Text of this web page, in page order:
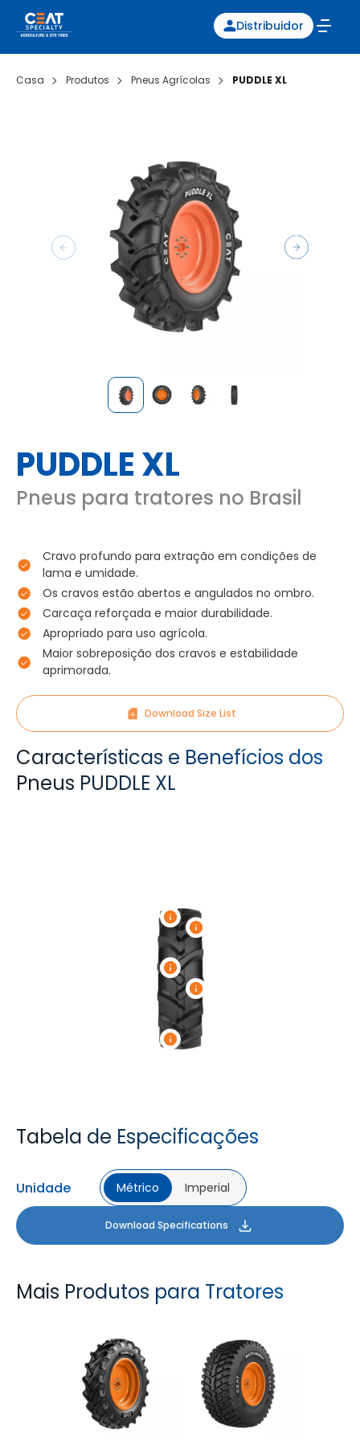
Distribuidor
Casa Produtos Pneus Agrícolas PUDDLE XL
PUDDLE XL
Pneus para tratores no Brasil
Cravo profundo para extração em condições de
lama e umidade.
Os cravos estão abertos e angulados no ombro.
Carcaça reforçada e maior durabilidade.
Apropriado para uso agrícola.
Maior sobreposição dos cravos e estabilidade
aprimorada.
Download Size List
Características e Benefícios dos
Pneus PUDDLE XL
Tabela de Especificações
Unidade Métrico Imperial
Download Specifications
Mais Produtos para Tratores